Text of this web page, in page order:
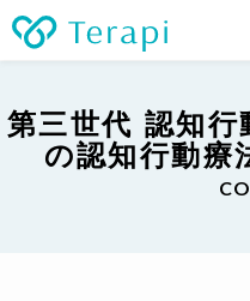
第三世代 認知
の認知行動療